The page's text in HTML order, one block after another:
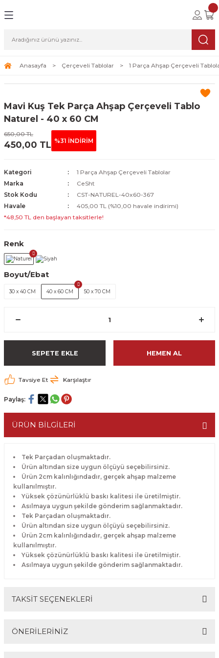
Tablolar
Tablolar
Sanat
Anasayfa Çerçeveli Tablolar 1 Parça Ahşap Çerçeveli
Mavi Kuş Tek Parça Ahşap Çerçeveli Tablo
Naturel - 40 x 60 CM
650,00 TL
450,00 TL %31 İNDİRİM
Kategori
1 Parça Ahşap Çerçeveli Tablolar
Marka
CeSht
Stok Kodu
CST-NATUREL-40x60-367
Havale
405,00 TL (%10,00 havale indirimi)
*48,50 TL den başlayan taksitlerle!
Renk
Boyut/Ebat
30 x 40 CM 40 x 60 CM 50 x 70 CM
SEPETE EKLE HEMEN AL
Tavsiye Et Karşılaştır
Paylaş:
ÜRÜN BİLGİLERİ
Tek Parçadan oluşmaktadır.
Ürün altından size uygun ölçüyü seçebilirsiniz.
Ürün 2cm kalınlığındadır, gerçek ahşap malzeme
kullanılmıştır.
Yüksek çözünürlüklü baskı kalitesi ile üretilmiştir.
Asılmaya uygun şekilde gönderim sağlanmaktadır.
Tek Parçadan oluşmaktadır.
Ürün altından size uygun ölçüyü seçebilirsiniz.
Ürün 2cm kalınlığındadır, gerçek ahşap malzeme
kullanılmıştır.
Yüksek çözünürlüklü baskı kalitesi ile üretilmiştir.
Asılmaya uygun şekilde gönderim sağlanmaktadır.
TAKSİT SEÇENEKLERİ
ÖNERİLERİNİZ